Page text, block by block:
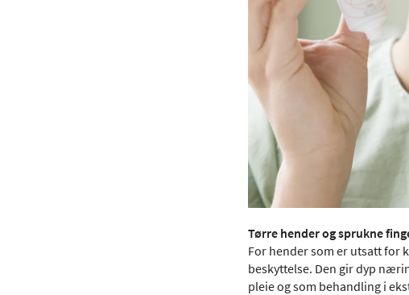
Tørre hender og sprukne
For hender som er utsatt for
beskyttelse. Den gir dyp
pleie og som behandling i